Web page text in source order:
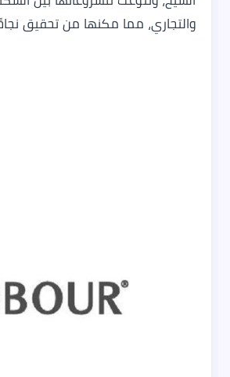
والتجاري، مما مكنها من تحقيق